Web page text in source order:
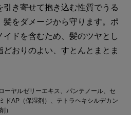
き寄せて抱き込む性質でうる
髪をダメージから守ります。ポ
イドを含むため、髪のツヤとし
おりのよい、すとんとまとま
ーヤルゼリーエキス、パンテノール、セ
ドAP（保湿剤）、テトラヘキシルデカン
）